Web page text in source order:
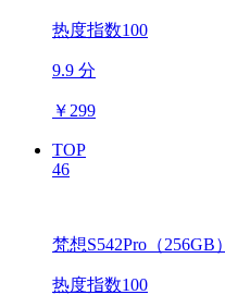
热度指数100
9.9 分
￥ 299
TOP
46
梵想S542Pro（256GB）
热度指数100